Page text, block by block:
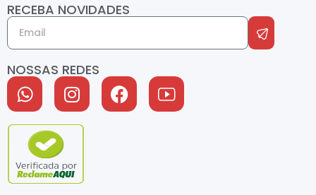
RECEBA NOVIDADES
NOSSAS REDES